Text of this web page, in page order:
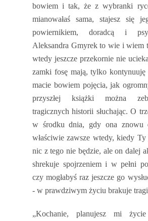
bowiem i tak, że z wybranki
mianowałaś sama, stajesz się
powiernikiem, doradcą i
Aleksandra Gmyrek to wie i wiem
wtedy jeszcze przekornie nie
zamki fosę mają, tylko
macie bowiem pojęcia, jak
przyszłej książki można
tragicznych historii słuchając. O
w środku dnia, gdy ona znowu
właściwie zawsze wtedy, kiedy
nic z tego nie będzie, ale on dalej
shrekuje spojrzeniem i w pełni
czy mogłabyś raz jeszcze go
- w prawdziwym życiu brakuje
„Kochanie, planujesz mi